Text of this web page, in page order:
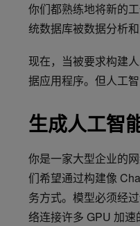
你们都熟练地将新的
统数据库被数据分析
现在，当被要求构建
据应用程序。但人工
生成人工智
你是一家大型企业的
们希望通过构建像
务方式。模型必须经
络连接许多 GPU 加速